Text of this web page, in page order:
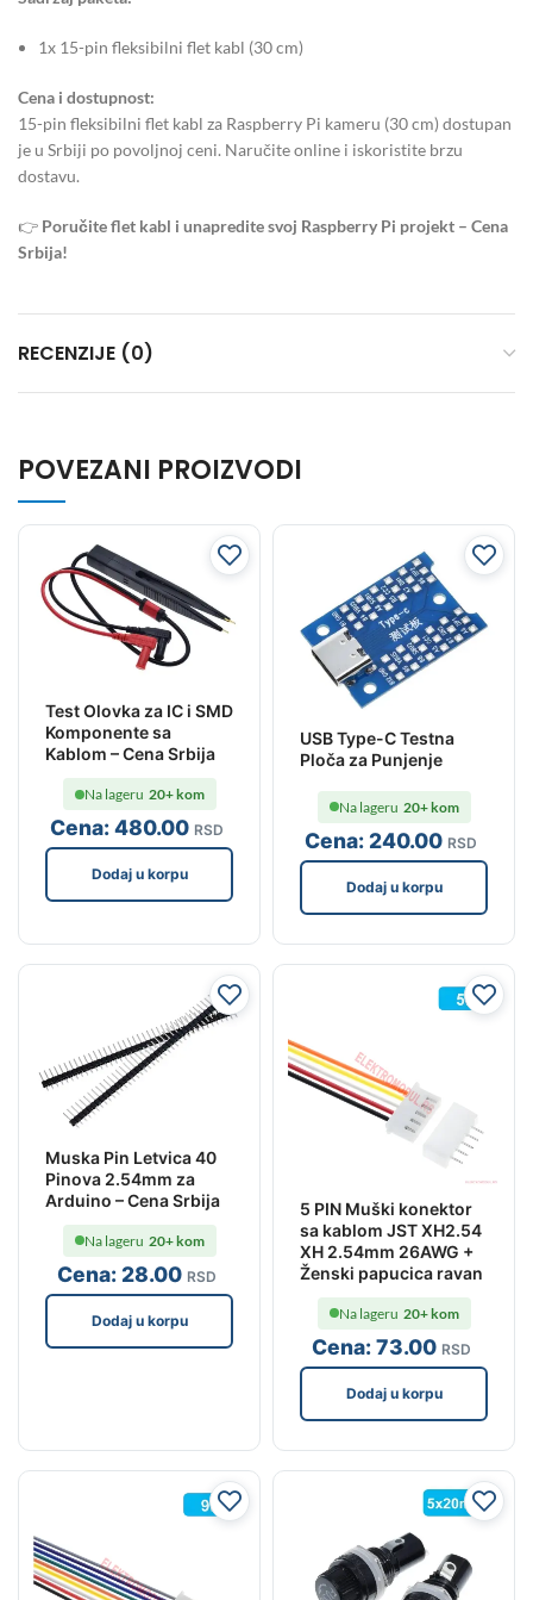
1x 15-pin fleksibilni flet kabl (30 cm)
Cena i dostupnost:
15-pin fleksibilni flet kabl za Raspberry Pi kameru (30 cm) dostupan
je u Srbiji po povoljnoj ceni. Naručite online i iskoristite brzu
dostavu.
👉 Poručite flet kabl i unapredite svoj Raspberry Pi projekt – Cena
Srbija!
RECENZIJE (0)
POVEZANI PROIZVODI
Test Olovka za IC i SMD
Komponente sa
Kablom – Cena Srbija
Cena:480.00 RSD
Na lageru 20+ kom
Dodaj u korpu
USB Type-C Testna
Ploča za Punjenje
Cena: 240.00 RSD
Na lageru 20+ kom
Dodaj u korpu
Muska Pin Letvica 40
Pinova 2.54mm za
Arduino – Cena Srbija
Cena: 28.00 RSD
Na lageru 20+ kom
Dodaj u korpu
5 PIN Muški konektor
sa kablom JST XH2.54
XH 2.54mm 26AWG +
Ženski papucica ravan
Cena:73.00 RSD
Na lageru 20+ kom
Dodaj u korpu